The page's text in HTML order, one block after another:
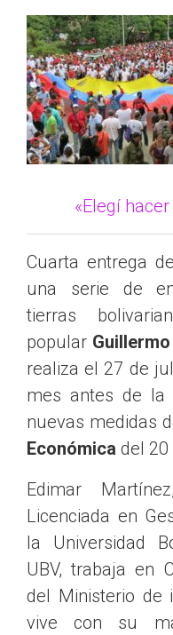
«Elegí
Cuarta entrega de
una serie de
tierras
popular
realiza el 27 de
mes antes de la
nuevas medidas
Económica del 20
Edimar
Licenciada en
la Universidad
UBV, trabaja en
del Ministerio de
vive con su